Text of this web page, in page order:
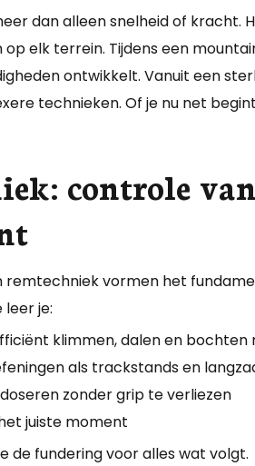
dan alleen snelheid of kracht.
elk terrein. Tijdens een
ontwikkelt. Vanuit een
technieken. Of je nu net
controle
remtechniek vormen het
leer je:
klimmen, dalen en bochten
als trackstands en
zonder grip te verliezen
juiste moment
de fundering voor alles wat volgt.